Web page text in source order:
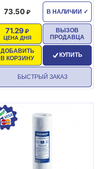
В НАЛИЧИИ ✓
73.50
ЦЕНА ДНЯ
71.29
ДОБАВИТЬ
В КОРЗИНУ
ВЫЗОВ
ПРОДАВЦА
КУПИТЬ
БЫСТРЫЙ ЗАКАЗ